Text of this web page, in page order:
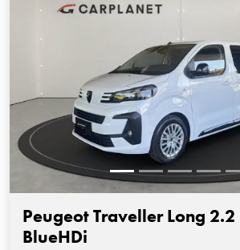
Peugeot Traveller Long 2.2
BlueHDi